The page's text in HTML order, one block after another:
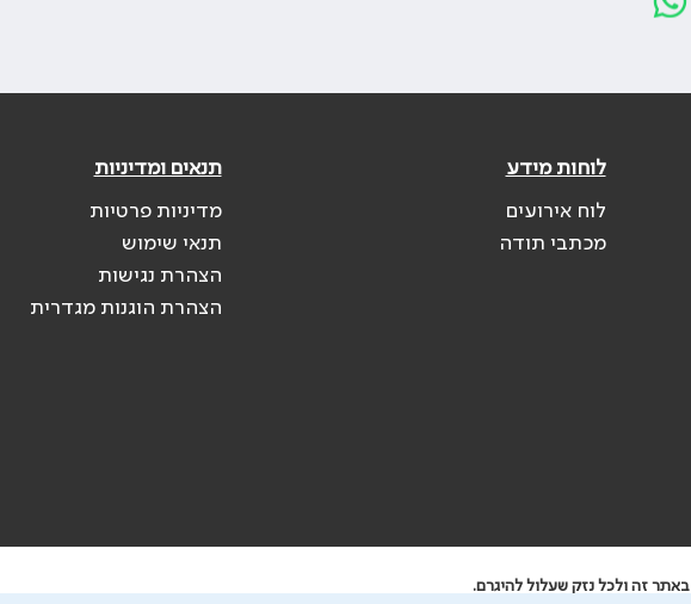
לוחות מידע
לוח אירועים
מכתבי תודה
תנאים ומדיניות
מדיניות פרטיות
תנאי שימוש
הצהרת נגישות
הצהרת הוגנות מגדרית
זה ולכל נזק שעלול להיגרם.